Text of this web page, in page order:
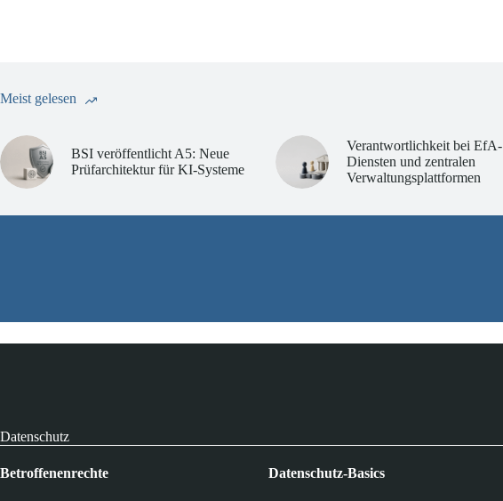
Meist gelesen
BSI veröffentlicht A5: Neue
Prüfarchitektur für KI-Systeme
Verantwortlichkeit bei EfA-
Diensten und zentralen
Verwaltungsplattformen
Datenschutz
Betroffenenrechte Datenschutz-Basics